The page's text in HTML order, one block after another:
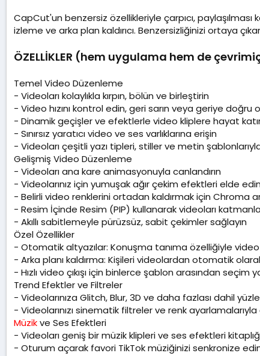
h
i
CapCut'un benzersiz özellikleriyle çarpıcı,
izleme ve arka plan kaldırıcı. Benzersizliğinizi ortaya
ÖZELLİKLER (hem uygulama hem de
Temel Video Düzenleme
- Videoları kolaylıkla kırpın, bölün ve birleştirin
- Video hızını kontrol edin, geri sarın veya geriye doğru
- Dinamik geçişler ve efektlerle video kliplere hayat
- Sınırsız yaratıcı video ve ses varlıklarına erişin
- Videoları çeşitli yazı tipleri, stiller ve metin
Gelişmiş Video Düzenleme
- Videoları ana kare animasyonuyla canlandırın
- Videolarınız için yumuşak ağır çekim efektleri elde edin
- Belirli video renklerini ortadan kaldırmak için Chroma
- Resim İçinde Resim (PIP) kullanarak videoları
- Akıllı sabitlemeyle pürüzsüz, sabit çekimler sağlayın
Özel Özellikler
- Otomatik altyazılar: Konuşma tanıma özelliğiyle
- Arka planı kaldırma: Kişileri videolardan otomatik
- Hızlı video çıkışı için binlerce şablon arasından seçim
Trend Efektler ve Filtreler
- Videolarınıza Glitch, Blur, 3D ve daha fazlası dahil
- Videolarınızı sinematik filtreler ve renk
Müzikve Ses Efektleri
- Videoları geniş bir müzik klipleri ve ses efektleri
- Oturum açarak favori TikTok müziğinizi senkronize